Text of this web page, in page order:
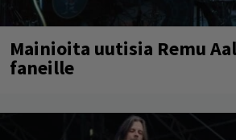
Mainioita uutisia Remu
faneille